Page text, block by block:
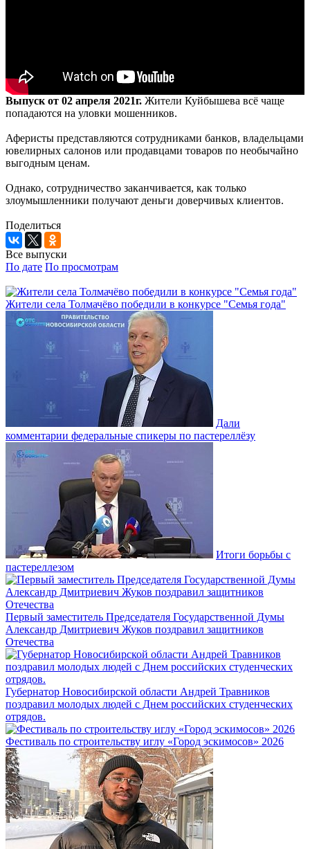
Выпуск от 02 апреля 2021г. Жители Куйбышева всё чаще
попадаются на уловки мошенников.
Аферисты представляются сотрудниками банков, владельцами
ювелирных салонов или продавцами товаров по необычайно
выгодным ценам.
Однако, сотрудничество заканчивается, как только
злоумышленники получают деньги доверчивых клиентов.
Поделиться
Все выпуски
По дате По просмотрам
Жители села Толмачёво победили в конкурсе "Семья года"
Дали
комментарии федеральные спикеры по пастереллёзу
Итоги борьбы с
пастереллезом
Первый заместитель Председателя Государственной Думы
Александр Дмитриевич Жуков поздравил защитников
Отечества
Губернатор Новосибирской области Андрей Травников
поздравил молодых людей с Днем российских студенческих
отрядов.
Фестиваль по строительству иглу «Город эскимосов» 2026